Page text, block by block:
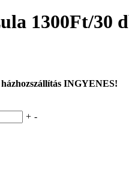
1300Ft/30
INGYENES!
+ -